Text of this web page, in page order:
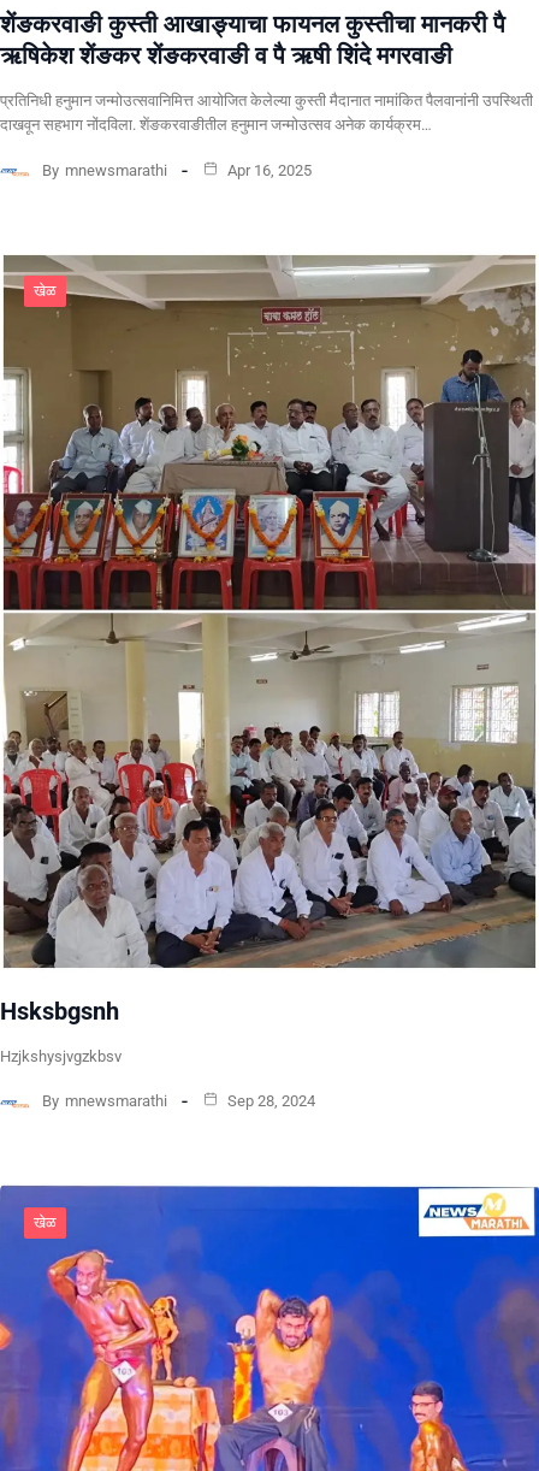
शेंङकरवाङी कुस्ती आखाङ्याचा फायनल कुस्तीचा मानकरी पै
ऋषिकेश शेंङकर शेंङकरवाङी व पै ऋषी शिंदे मगरवाङी
प्रतिनिधी हनुमान जन्मोउत्सवानिमित्त आयोजित केलेल्या कुस्ती मैदानात नामांकित पैलवानांनी उपस्थिती
दाखवून सहभाग नोंदविला. शेंङकरवाङीतील हनुमान जन्मोउत्सव अनेक कार्यक्रम…
By mnewsmarathi Apr 16, 2025
खेळ
Hsksbgsnh
Hzjkshysjvgzkbsv
By mnewsmarathi Sep 28, 2024
खेळ